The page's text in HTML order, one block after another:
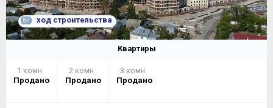
87 ход строительства
Квартиры
1 комн.
Продано
2 комн.
Продано
3 комн.
Продано